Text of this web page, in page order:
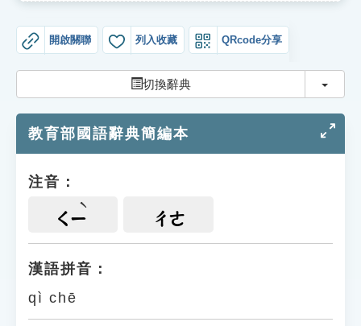
成語故事
索引選單
單字索引
遊戲專區
貓頭鷹博士
開啟關聯 列入收藏 QRcode分享
切換辭典 切換
教育部國語辭典簡編本
注音：
ㄑㄧ ㄔㄜ
漢語拼音：
qì chē